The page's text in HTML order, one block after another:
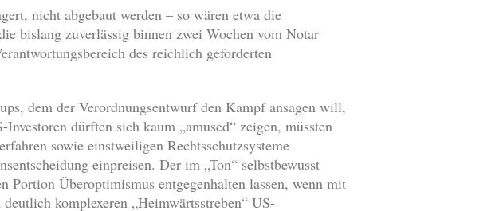
nicht abgebaut werden – so wären etwa die
bislang zuverlässig binnen zwei Wochen vom Notar
des reichlich geforderten
dem der Verordnungsentwurf den Kampf ansagen will,
dürften sich kaum „amused“ zeigen, müssten
sowie einstweiligen Rechtsschutzsysteme
einpreisen. Der im „Ton“ selbstbewusst
Überoptimismus entgegenhalten lassen, wenn mit
komplexeren „Heimwärtsstreben“ US-